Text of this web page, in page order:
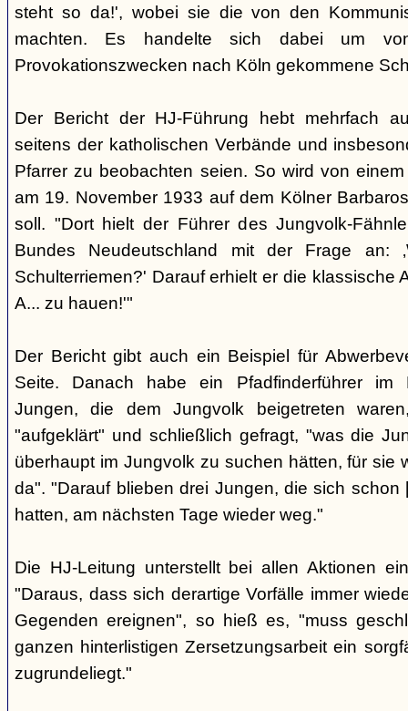
steht so da!', wobei sie die von den
machten. Es handelte sich dabei um
Provokationszwecken nach Köln gekommene
Der Bericht der HJ-Führung hebt mehrfach
seitens der katholischen Verbände und
Pfarrer zu beobachten seien. So wird von
am 19. November 1933 auf dem Kölner
soll. "Dort hielt der Führer des Jungvolk-
Bundes Neudeutschland mit der Frage an:
Schulterriemen?' Darauf erhielt er die klassische
A... zu hauen!'"
Der Bericht gibt auch ein Beispiel für
Seite. Danach habe ein Pfadfinderführer im
Jungen, die dem Jungvolk beigetreten
"aufgeklärt" und schließlich gefragt, "was die
überhaupt im Jungvolk zu suchen hätten, für sie
da". "Darauf blieben drei Jungen, die sich schon
hatten, am nächsten Tage wieder weg."
Die HJ-Leitung unterstellt bei allen Aktionen
"Daraus, dass sich derartige Vorfälle immer
Gegenden ereignen", so hieß es, "muss
ganzen hinterlistigen Zersetzungsarbeit ein
zugrundeliegt."